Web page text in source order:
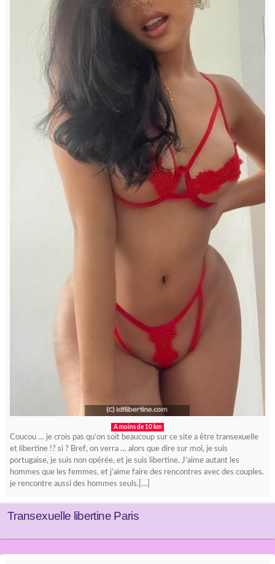
A moins de 10 km
Coucou … je crois pas qu’on soit beaucoup sur ce site a être transexuelle
et libertine !? si ? Bref, on verra … alors que dire sur moi, je suis
portugaise, je suis non opérée, et je suis libertine. J’aime autant les
hommes que les femmes, et j’aime faire des rencontres avec des couples.
je rencontre aussi des hommes seuls.[…]
Transexuelle libertine Paris